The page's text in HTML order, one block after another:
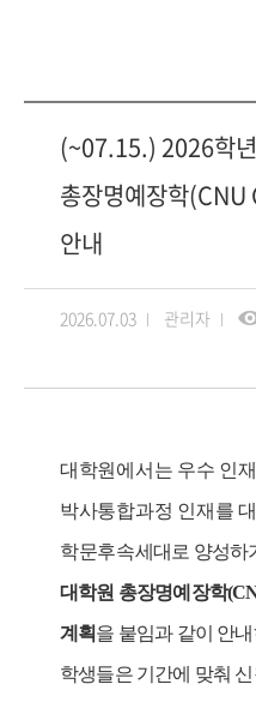
(~07.15.) 2026학
총장명예장학
안내
2026.07.03 관리자
대학원에서는 우수 인
박사통합과정 인재를
학문후속세대로 양성하
대학원 총장명예장학
계획을 붙임과 같이 안
학생들은 기간에 맞춰